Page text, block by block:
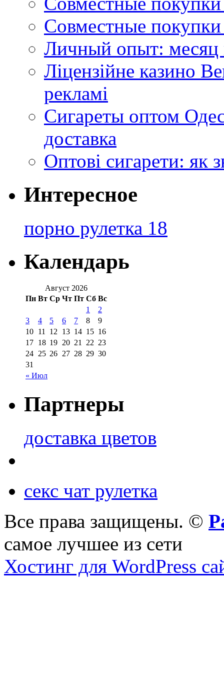
Совместные покупки
Личный опыт: месяц
Ліцензійне казино
рекламі
Сигареты оптом
доставка
Оптові сигарети: як
Интересное
порно рулетка 18
Календарь
Август 2026
Пн Вт Ср Чт Пт Сб Вс
« Июл
1
2
3
4 5 6 7 8
9
10 11 12 13 14 15 16
17 18 19 20 21 22 23
24 25 26 27 28 29 30
31
Партнеры
доставка цветов
секс чат рулетка
Все права защищены. ©
самое лучшее из сети
Хостинг для WordPress